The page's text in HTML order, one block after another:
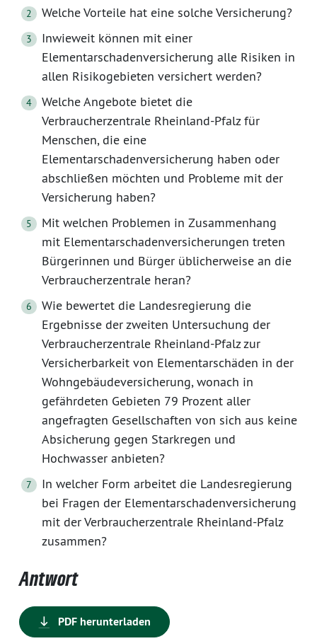
Welche Vorteile hat eine solche Versicherung?
Inwieweit können mit einer
Elementarschadenversicherung alle Risiken in
allen Risikogebieten versichert werden?
Welche Angebote bietet die
Verbraucherzentrale Rheinland-Pfalz für
Menschen, die eine
Elementarschadenversicherung haben oder
abschließen möchten und Probleme mit der
Versicherung haben?
Mit welchen Problemen in Zusammenhang
mit Elementarschadenversicherungen treten
Bürgerinnen und Bürger üblicherweise an die
Verbraucherzentrale heran?
Wie bewertet die Landesregierung die
Ergebnisse der zweiten Untersuchung der
Verbraucherzentrale Rheinland-Pfalz zur
Versicherbarkeit von Elementarschäden in der
Wohngebäudeversicherung, wonach in
gefährdeten Gebieten 79 Prozent aller
angefragten Gesellschaften von sich aus keine
Absicherung gegen Starkregen und
Hochwasser anbieten?
In welcher Form arbeitet die Landesregierung
bei Fragen der Elementarschadenversicherung
mit der Verbraucherzentrale Rheinland-Pfalz
zusammen?
Antwort
PDF herunterladen